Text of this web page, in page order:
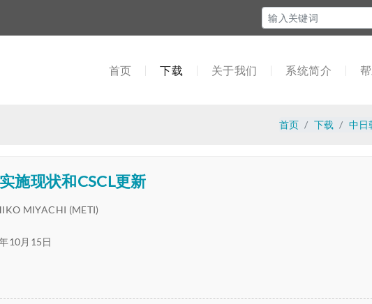
首页 下载 关于我们 系统简介
首页 下载 中日
施现状和CSCL更新
MIYACHI (METI)
10月15日